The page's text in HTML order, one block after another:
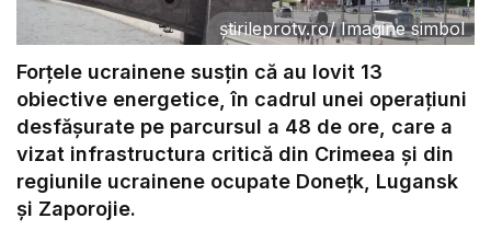
știrileprotv.ro/Imagine simbol
Forțele ucrainene susțin că au lovit 13
obiective energetice, în cadrul unei operațiuni
desfășurate pe parcursul a 48 de ore, care a
vizat infrastructura critică din Crimeea și din
regiunile ucrainene ocupate Donețk, Lugansk
și Zaporojie.